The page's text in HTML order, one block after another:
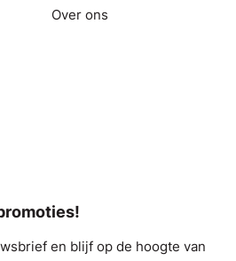
Over ons
en blijf op de hoogte van